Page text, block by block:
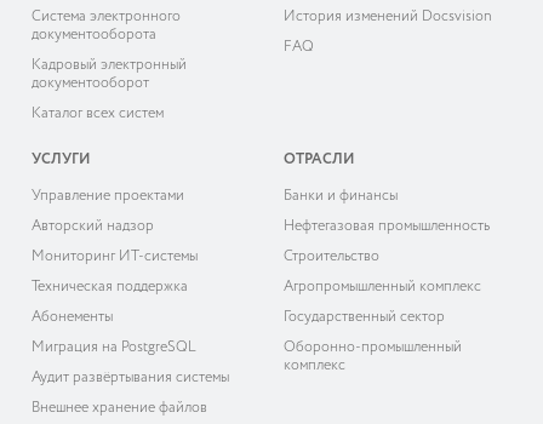
Система электронного
документооборота
Кадровый электронный
документооборот
Каталог всех систем
История изменений Docsvision
FAQ
УСЛУГИ
Управление проектами
Авторский надзор
Мониторинг ИТ-системы
Техническая поддержка
Абонементы
Миграция на PostgreSQL
Аудит развёртывания системы
Внешнее хранение файлов
ОТРАСЛИ
Банки и финансы
Нефтегазовая промышленность
Строительство
Агропромышленный комплекс
Государственный сектор
Оборонно-промышленный
комплекс